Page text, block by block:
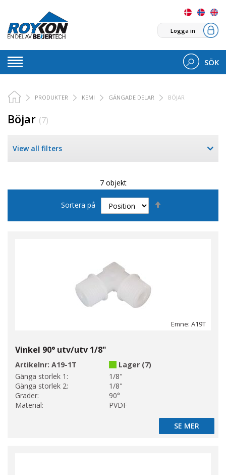
Logga in
SÖK
PRODUKTER KEMI GÄNGADE DELAR BÖJAR
Böjar (7)
View all filters
7 objekt
Sortera på
Emne: A19T
Vinkel 90° utv/utv 1/8"
Artikelnr: A19-1T
Lager (7)
Gänga storlek 1:
1/8"
Gänga storlek 2:
1/8"
Grader:
90°
Material:
PVDF
SE MER
SE MER